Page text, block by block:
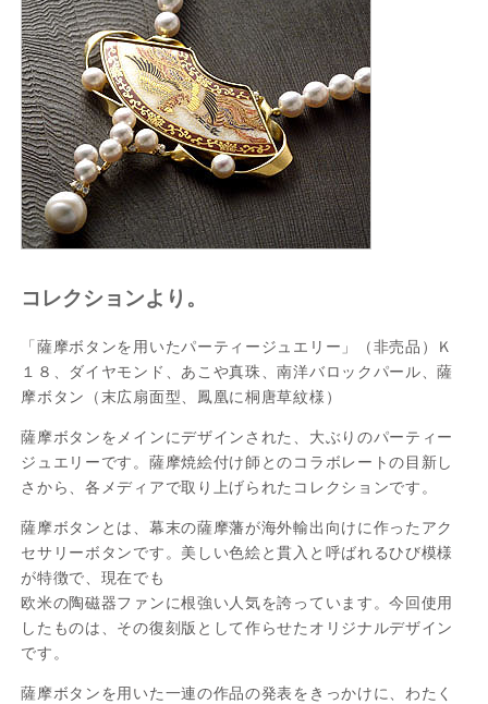
コレクションより。
「薩摩ボタンを用いたパーティージュエリー」（非売品）Ｋ
１８、ダイヤモンド、あこや真珠、南洋バロックパール、薩
摩ボタン（末広扇面型、鳳凰に桐唐草紋様）
薩摩ボタンをメインにデザインされた、大ぶりのパーティー
ジュエリーです。薩摩焼絵付け師とのコラボレートの目新し
さから、各メディアで取り上げられたコレクションです。
薩摩ボタンとは、幕末の薩摩藩が海外輸出向けに作ったアク
セサリーボタンです。美しい色絵と貫入と呼ばれるひび模様
が特徴で、現在でも
欧米の陶磁器ファンに根強い人気を誇っています。今回使用
したものは、その復刻版として作らせたオリジナルデザイン
です。
薩摩ボタンを用いた一連の作品の発表をきっかけに、わたく